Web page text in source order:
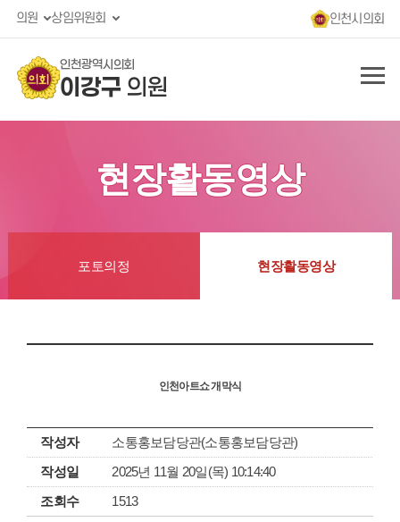
의원 상임위원회 인천시의회
인천광역시의회
이강구 의원
현장활동영상
포토의정 현장활동영상
인천아트쇼 개막식
작성자
소통홍보담당관(소통홍보담당관)
작성일
2025년 11월 20일(목) 10:14:40
조회수
1513